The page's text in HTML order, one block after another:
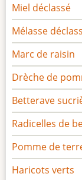
Miel déclassé
Mélasse
Marc de raisin
Drèche de
Betterave
Radicelles de
Pomme de
Haricots verts